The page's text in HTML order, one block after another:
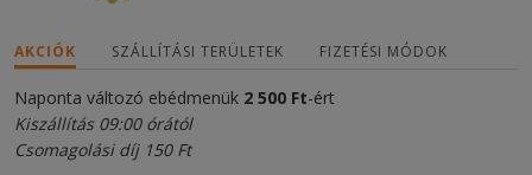
AKCIÓK SZÁLLÍTÁSI TERÜLETEK FIZETÉSI MÓDOK
Naponta változó ebédmenük 2 500 Ft-ért
Kiszállítás 09:00 órától
Csomagolási díj 150 Ft